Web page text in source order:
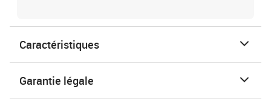
Caractéristiques
Garantie légale